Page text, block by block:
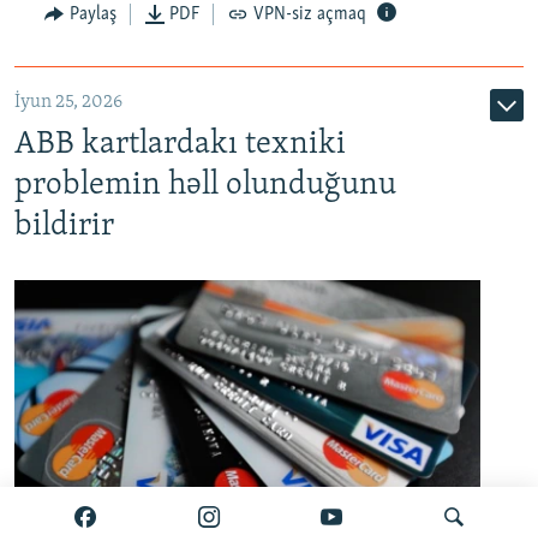
Auto 240p 360p 480p
720p 1080p
Paylaş PDF VPN-siz açmaq
İyun 25, 2026
ABB kartlardakı texniki
problemin həll olunduğunu
bildirir